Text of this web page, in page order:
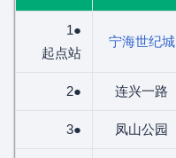
1●
起点站
宁海世纪城
2● 连兴一路
3● 凤山公园